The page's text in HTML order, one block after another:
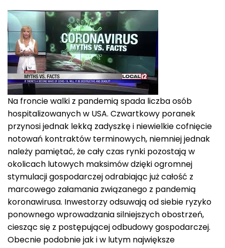
Na froncie walki z pandemią spada liczba osób
hospitalizowanych w USA. Czwartkowy poranek
przynosi jednak lekką zadyszkę i niewielkie cofnięcie
notowań kontraktów terminowych, niemniej jednak
należy pamiętać, że cały czas rynki pozostają w
okolicach lutowych maksimów dzięki ogromnej
stymulacji gospodarczej odrabiając już całość z
marcowego załamania związanego z pandemią
koronawirusa. Inwestorzy odsuwają od siebie ryzyko
ponownego wprowadzania silniejszych obostrzeń,
ciesząc się z postępującej odbudowy gospodarczej.
Obecnie podobnie jak i w lutym największe